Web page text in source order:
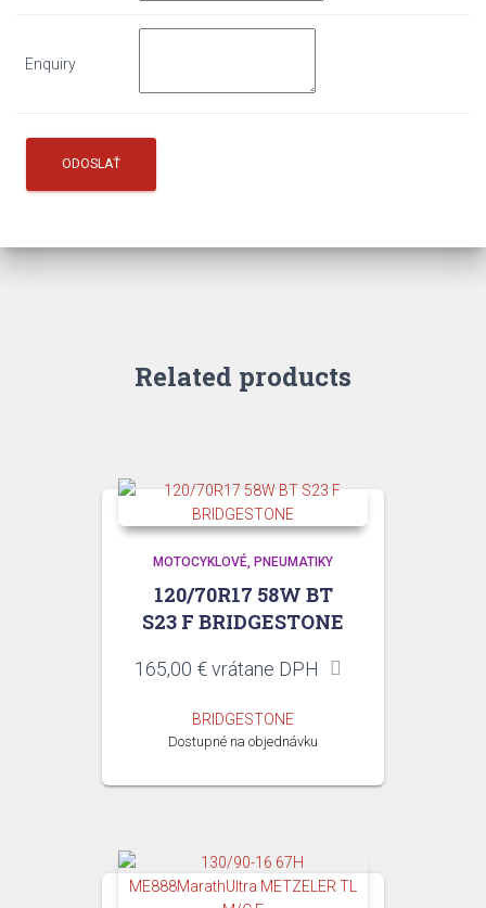
Enquiry
Related products
MOTOCYKLOVÉ PNEUMATIKY
120/70R17 58W BT
S23 F BRIDGESTONE
165,00 €vrátane DPH
BRIDGESTONE
Dostupné na objednávku